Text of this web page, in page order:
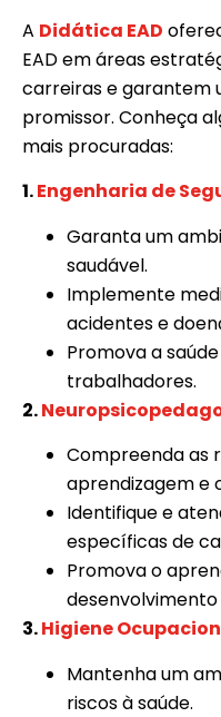
A Didática EAD
EAD em áreas
carreiras e garantem
promissor. Conheça
mais procuradas:
1.Engenharia de
Garanta um
saudável.
Implemente
acidentes e
Promova a
trabalhadores.
2.
Compreenda as
aprendizagem e
Identifique e
específicas de
Promova o
desenvolvimento
3.Higiene
Mantenha um
riscos à saúde.